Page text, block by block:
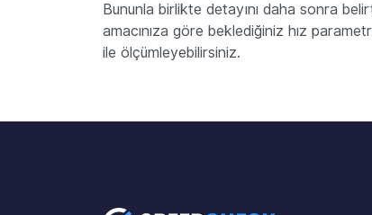
Bununla birlikte detayını daha sonra
amacınıza göre beklediğiniz hız
ile ölçümleyebilirsiniz.